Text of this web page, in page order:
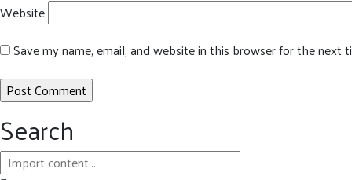
Website
Save my name, email, and website in this browser for the next
Search